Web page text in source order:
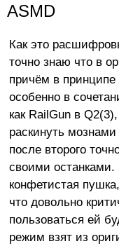
ASMD
Как это
точно знаю что в
причём в
особенно в
как RailGun в
раскинуть
после второго
своими останками.
конфетистая
что довольно
пользоваться ей
режим взят из